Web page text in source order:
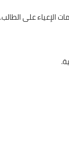
الإعياء على الطالب.